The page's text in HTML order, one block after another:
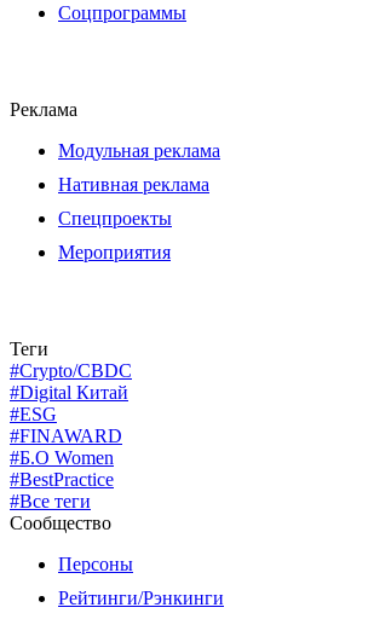
Соцпрограммы
Реклама
Модульная реклама
Нативная реклама
Спецпроекты
Мероприятия
Теги
#Crypto/CBDC
#Digital Китай
#ESG
#FINAWARD
#Б.О Women
#BestPractice
#Все теги
Сообщество
Персоны
Рейтинги/Рэнкинги